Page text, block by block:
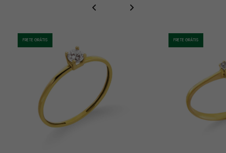
FRETE GRÁTIS FRETE GRÁTIS